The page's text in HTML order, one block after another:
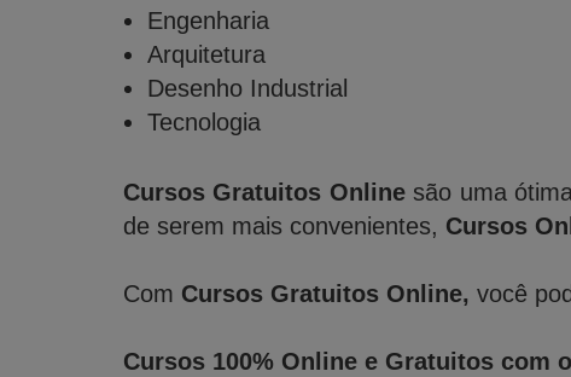
Engenharia
Arquitetura
Desenho Industrial
Tecnologia
Cursos Gratuitos Onlinesão uma
de serem mais convenientes, Cursos
Com Cursos Gratuitos Online, você
Cursos 100% Online e Gratuitos com